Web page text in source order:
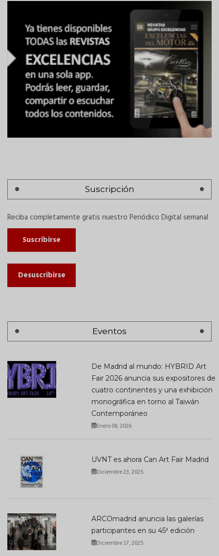
Suscripción
Reciba completamente gratis nuestro Periódico Digital semanal
Suscribirse
Desuscribirse
Eventos
De Madrid al mundo: HYBRID Art
Fair 2026 anuncia sus expositores de
cuatro continentes y una exhibición
monográfica en torno al Taiwán
Contemporáneo
Enero 08, 2026
UVNT es ahora Can Art Fair Madrid
Diciembre 23, 2025
ARCOmadrid anuncia las galerías
participantes en su 45ª edición
Diciembre 17, 2025